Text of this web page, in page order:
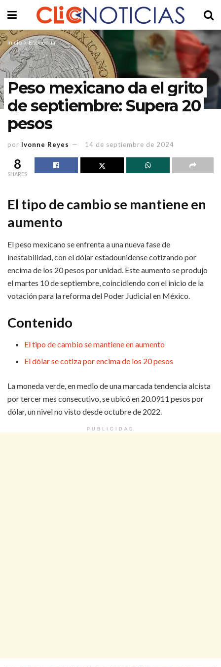
Inicio Economía
Peso mexicano da el grito
de septiembre: Supera 20
pesos
por Ivonne Reyes 14 de septiembre de 2024
8
SHARES
El tipo de cambio se mantiene en
aumento
El peso mexicano se enfrenta a una nueva fase de
inestabilidad, con el dólar estadounidense cotizando por
encima de los 20 pesos por unidad. Este aumento se produjo
el martes 10 de septiembre, coincidiendo con el inicio de la
votación para la reforma del Poder Judicial en México.
Contenido
El tipo de cambio se mantiene en aumento
El dólar se cotiza por encima de los 20 pesos
La moneda verde, en medio de una marcada tendencia alcista
por tercer mes consecutivo, se ubicó en 20.0911 pesos por
dólar, un nivel no visto desde octubre de 2022.
PUBLICIDAD